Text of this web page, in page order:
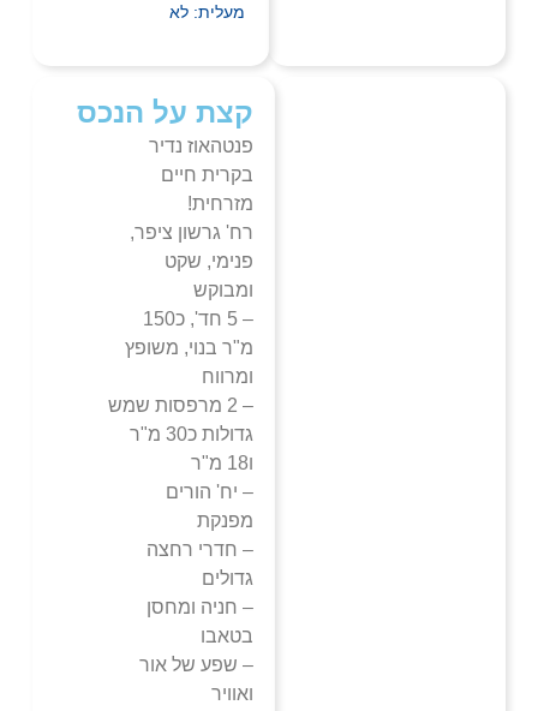
מעלית: לא
קצת על הנכס
פנטהאוז נדיר
בקרית חיים
מזרחית!
רח' גרשון ציפר,
פנימי, שקט
ומבוקש
– 5 חד', כ150
מ"ר בנוי, משופץ
ומרווח
– 2 מרפסות שמש
גדולות כ30 מ"ר
ו18 מ"ר
– יח' הורים
מפנקת
– חדרי רחצה
גדולים
– חניה ומחסן
בטאבו
– שפע של אור
ואוויר